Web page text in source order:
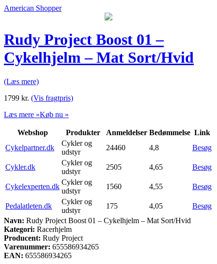
American Shopper
Rudy Project Boost 01 –
Cykelhjelm – Mat Sort/Hvid
(Læs mere)
1799 kr. (Vis fragtpris)
Læs mere »Køb nu »
Webshop Produkter Anmeldelser Bedømmelse Link
Cykelpartner.dk
Cykler og
udstyr
24460 4,8 Besøg
Cykler.dk
Cykler og
udstyr
2505 4,65 Besøg
Cykelexperten.dk
Cykler og
udstyr
1560 4,55 Besøg
Pedalatleten.dk
Cykler og
udstyr
175 4,05
Besøg
Navn: Rudy Project Boost 01 – Cykelhjelm – Mat Sort/Hvid
Kategori: Racerhjelm
Producent: Rudy Project
Varenummer: 655586934265
EAN: 655586934265